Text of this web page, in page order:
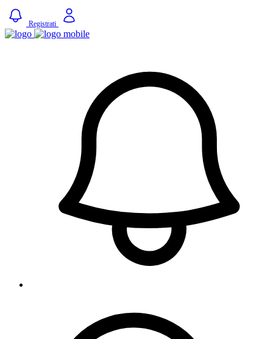
Registrati